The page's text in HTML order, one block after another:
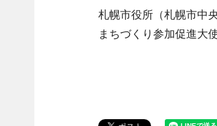
札幌市役所（札幌市中
まちづくり参加促進大